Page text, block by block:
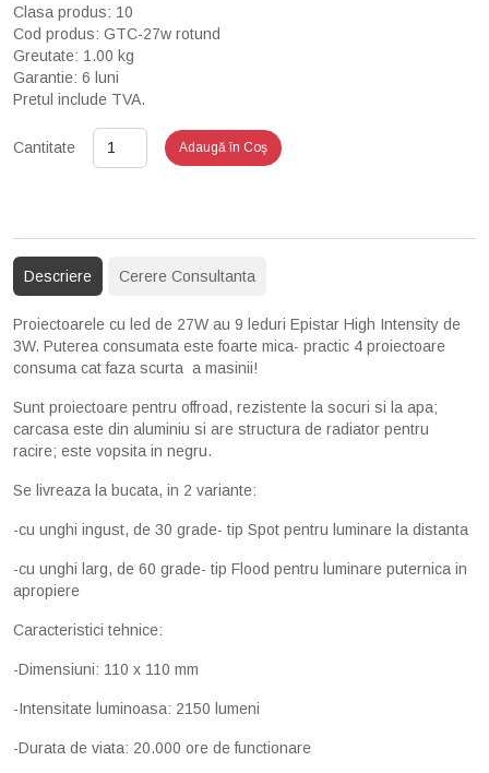
Clasa produs: 10
Cod produs: GTC-27w rotund
Greutate: 1.00 kg
Garantie: 6 luni
Pretul include TVA.
Cantitate Adaugă în Coş
Descriere Cerere Consultanta
Proiectoarele cu led de 27W au 9 leduri Epistar High Intensity de
3W. Puterea consumata este foarte mica- practic 4 proiectoare
consuma cat faza scurta a masinii!
Sunt proiectoare pentru offroad, rezistente la socuri si la apa;
carcasa este din aluminiu si are structura de radiator pentru
racire; este vopsita in negru.
Se livreaza la bucata, in 2 variante:
-cu unghi ingust, de 30 grade- tip Spot pentru luminare la distanta
-cu unghi larg, de 60 grade- tip Flood pentru luminare puternica in
apropiere
Caracteristici tehnice:
-Dimensiuni: 110 x 110 mm
-Intensitate luminoasa: 2150 lumeni
-Durata de viata: 20.000 ore de functionare